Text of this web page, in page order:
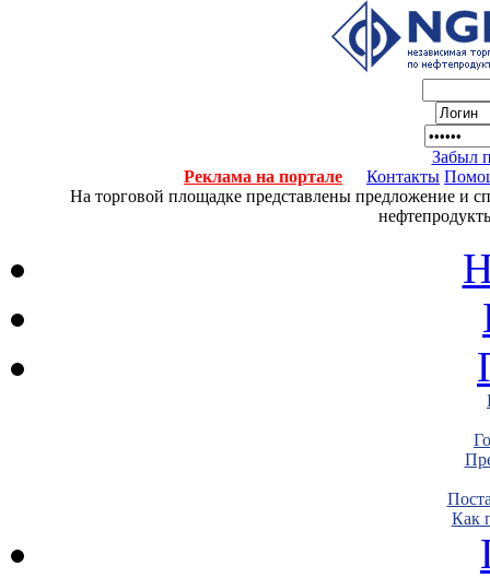
Забыл
Реклама на портале
Контакты
На торговой площадке представлены предложение и
Как